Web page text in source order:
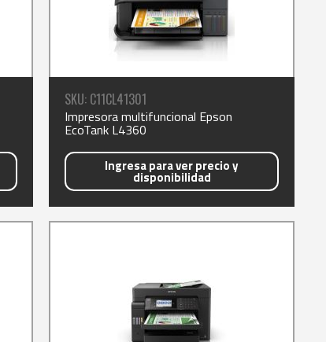
SKU: C11CL41301
Impresora multifuncional Epson
EcoTank L4360
Ingresa para ver precio y
disponibilidad